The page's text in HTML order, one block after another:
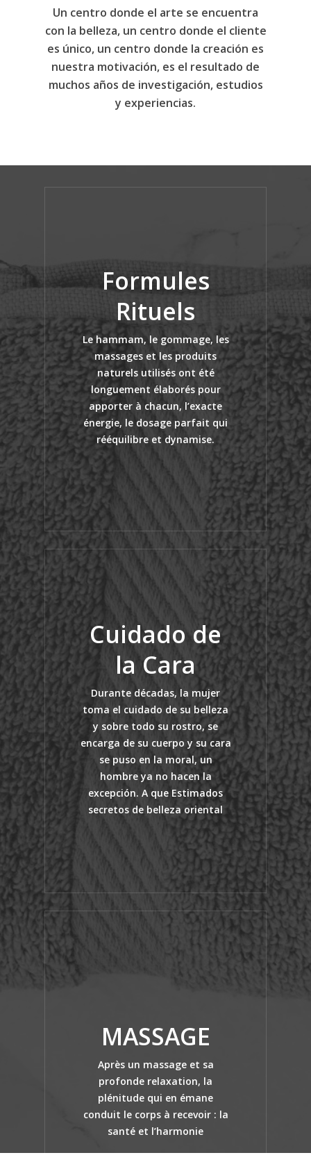
Un centro donde el arte se encuentra
con la belleza, un centro donde el cliente
es único, un centro donde la creación es
nuestra motivación, es el resultado de
muchos años de investigación, estudios
y experiencias.
Formules
Rituels
Le hammam, le gommage, les
massages et les produits
naturels utilisés ont été
longuement élaborés pour
apporter à chacun, l’exacte
énergie, le dosage parfait qui
rééquilibre et dynamise.
Cuidado de
la Cara
Durante décadas, la mujer
toma el cuidado de su belleza
y sobre todo su rostro, se
encarga de su cuerpo y su cara
se puso en la moral, un
hombre ya no hacen la
excepción. A que Estimados
secretos de belleza oriental
MASSAGE
Après un massage et sa
profonde relaxation, la
plénitude qui en émane
conduit le corps à recevoir : la
santé et l’harmonie